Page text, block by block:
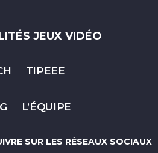
JEUX VIDÉO
TIPEEE
L’ÉQUIPE
SUR LES RÉSEAUX SOCIAUX